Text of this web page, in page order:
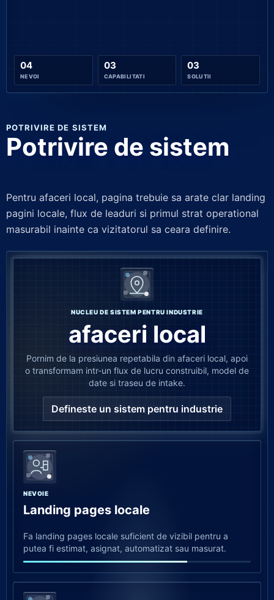
04
NEVOI
03
CAPABILITATI
03
SOLUTII
POTRIVIRE DE SISTEM
Potrivire de sistem
Pentru afaceri local, pagina trebuie sa arate clar landing
pagini locale, flux de leaduri si primul strat operational
masurabil inainte ca vizitatorul sa ceara definire.
NUCLEU DE SISTEM PENTRU INDUSTRIE
afaceri local
Pornim de la presiunea repetabila din afaceri local, apoi
o transformam intr-un flux de lucru construibil, model de
date si traseu de intake.
Defineste un sistem pentru industrie
NEVOIE
Landing pages locale
Fa landing pages locale suficient de vizibil pentru a
putea fi estimat, asignat, automatizat sau masurat.